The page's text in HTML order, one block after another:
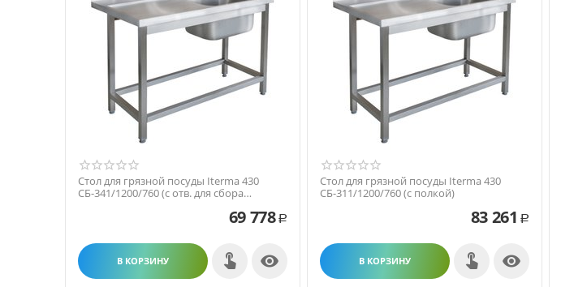
Стол для грязной посуды Iterma 430
СБ-341/1200/760 (с отв. для сбора
69 778 Р
В КОРЗИНУ 
Стол для грязной посуды Iterma 430
СБ-311/1200/760 (с полкой)
83 261 Р
В КОРЗИНУ 